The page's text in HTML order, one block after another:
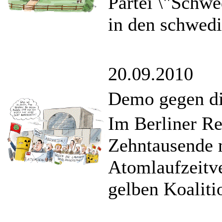
in den
20.09.2010
Demo gegen
Im Berliner
gelben